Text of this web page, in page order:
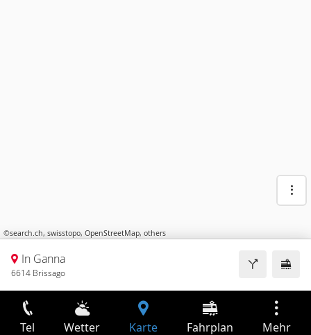
©search.ch, swisstopo, OpenStreetMap, others
In Ganna
6614 Brissago
Tel Wetter Karte Fahrplan Mehr